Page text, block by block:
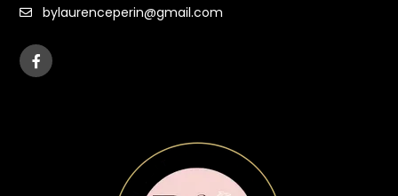
bylaurenceperin@gmail.com